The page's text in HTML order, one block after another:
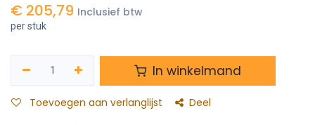
€ 205,79 Inclusief btw
per stuk
In winkelmand
Toevoegen aan verlanglijst Deel